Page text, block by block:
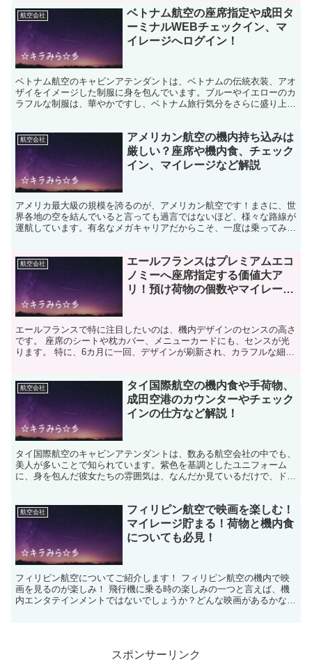
航空会社
ベトナム航空の座席指定や成田タ
ーミナルWEBチェックイン、マ
イレージへログイン！
ベトナム航空のキャビンアテンダントは、ベトナムの伝統衣装、アオ
ザイをイメージした制服に身を包んでいます。ブルーやイエローのカ
ラフルな制服は、華やかですし、ベトナム旅行気分をさらに盛り上げ
航空会社
アメリカン航空の機内持ち込みは
厳しい？座席や機内食、チェック
イン、マイレージなど解説
アメリカ最大級の規模を誇るのが、アメリカン航空です！まさに、世
界各地の空を結んでいると言っても過言ではないほど、様々な路線が
運航しています。有名なメガキャリアだからこそ、一度は乗ってみた
航空会社
エールフランスはプレミアムエコ
ノミーへ座席指定する価値大ア
リ！預け荷物の個数やマイレージ
エールフランスで特に注目したいのは、機内デザインのセンスの高さ
です。 座席のシートや枕カバー、メニューカードにも、センスが光
ります。 特に、6カ月に一回、デザインが刷新され、カラフルな細部
航空会社
タイ国際航空の機内食や手荷物、
成田空港のカウンターやチェック
インの仕方など解説！
タイ国際航空のキャビンアテンダントは、数ある航空会社の中でも、
美人が多いことで知られています。紫色を基調としたユニフォーム
に、身を包んだ彼女たちの雰囲気は、なんだか見ているだけで、ドキ
航空会社
フィリピン航空で映画を楽しむ！
マイレージ貯まる！荷物と機内食
についても必見！
フィリピン航空についてご紹介します！ フィリピン航空の機内で映
画を見るのが楽しみ！ 飛行機に乗る時の楽しみの一つと言えば、機
内エンタテインメントではないでしょうか？どんな映画があるかな？
スポンサーリンク